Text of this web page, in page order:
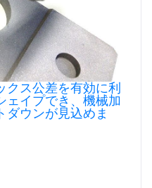
クス公差を有効に利
ェイプでき、機械加
ダウンが見込めま